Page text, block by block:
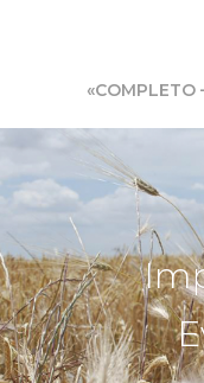
«COMPLETO